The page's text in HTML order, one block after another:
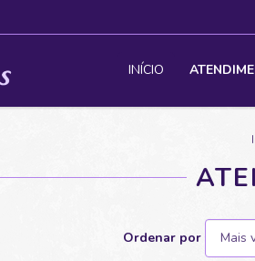
INÍCIO
Ordenar por